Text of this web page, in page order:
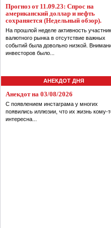
Прогноз от 11.09.23: Спрос на
американский доллар и нефть
сохраняется (Недельный обзор).
На прошлой неделе активность
валютного рынка в отсутствие важных
событий была довольно низкой.
инвесторов было...
АНЕКДОТ ДНЯ
Анекдот на 03/08/2026
С появлением инстаграма у многих
появились иллюзии, что их жизнь кому-
интересна...